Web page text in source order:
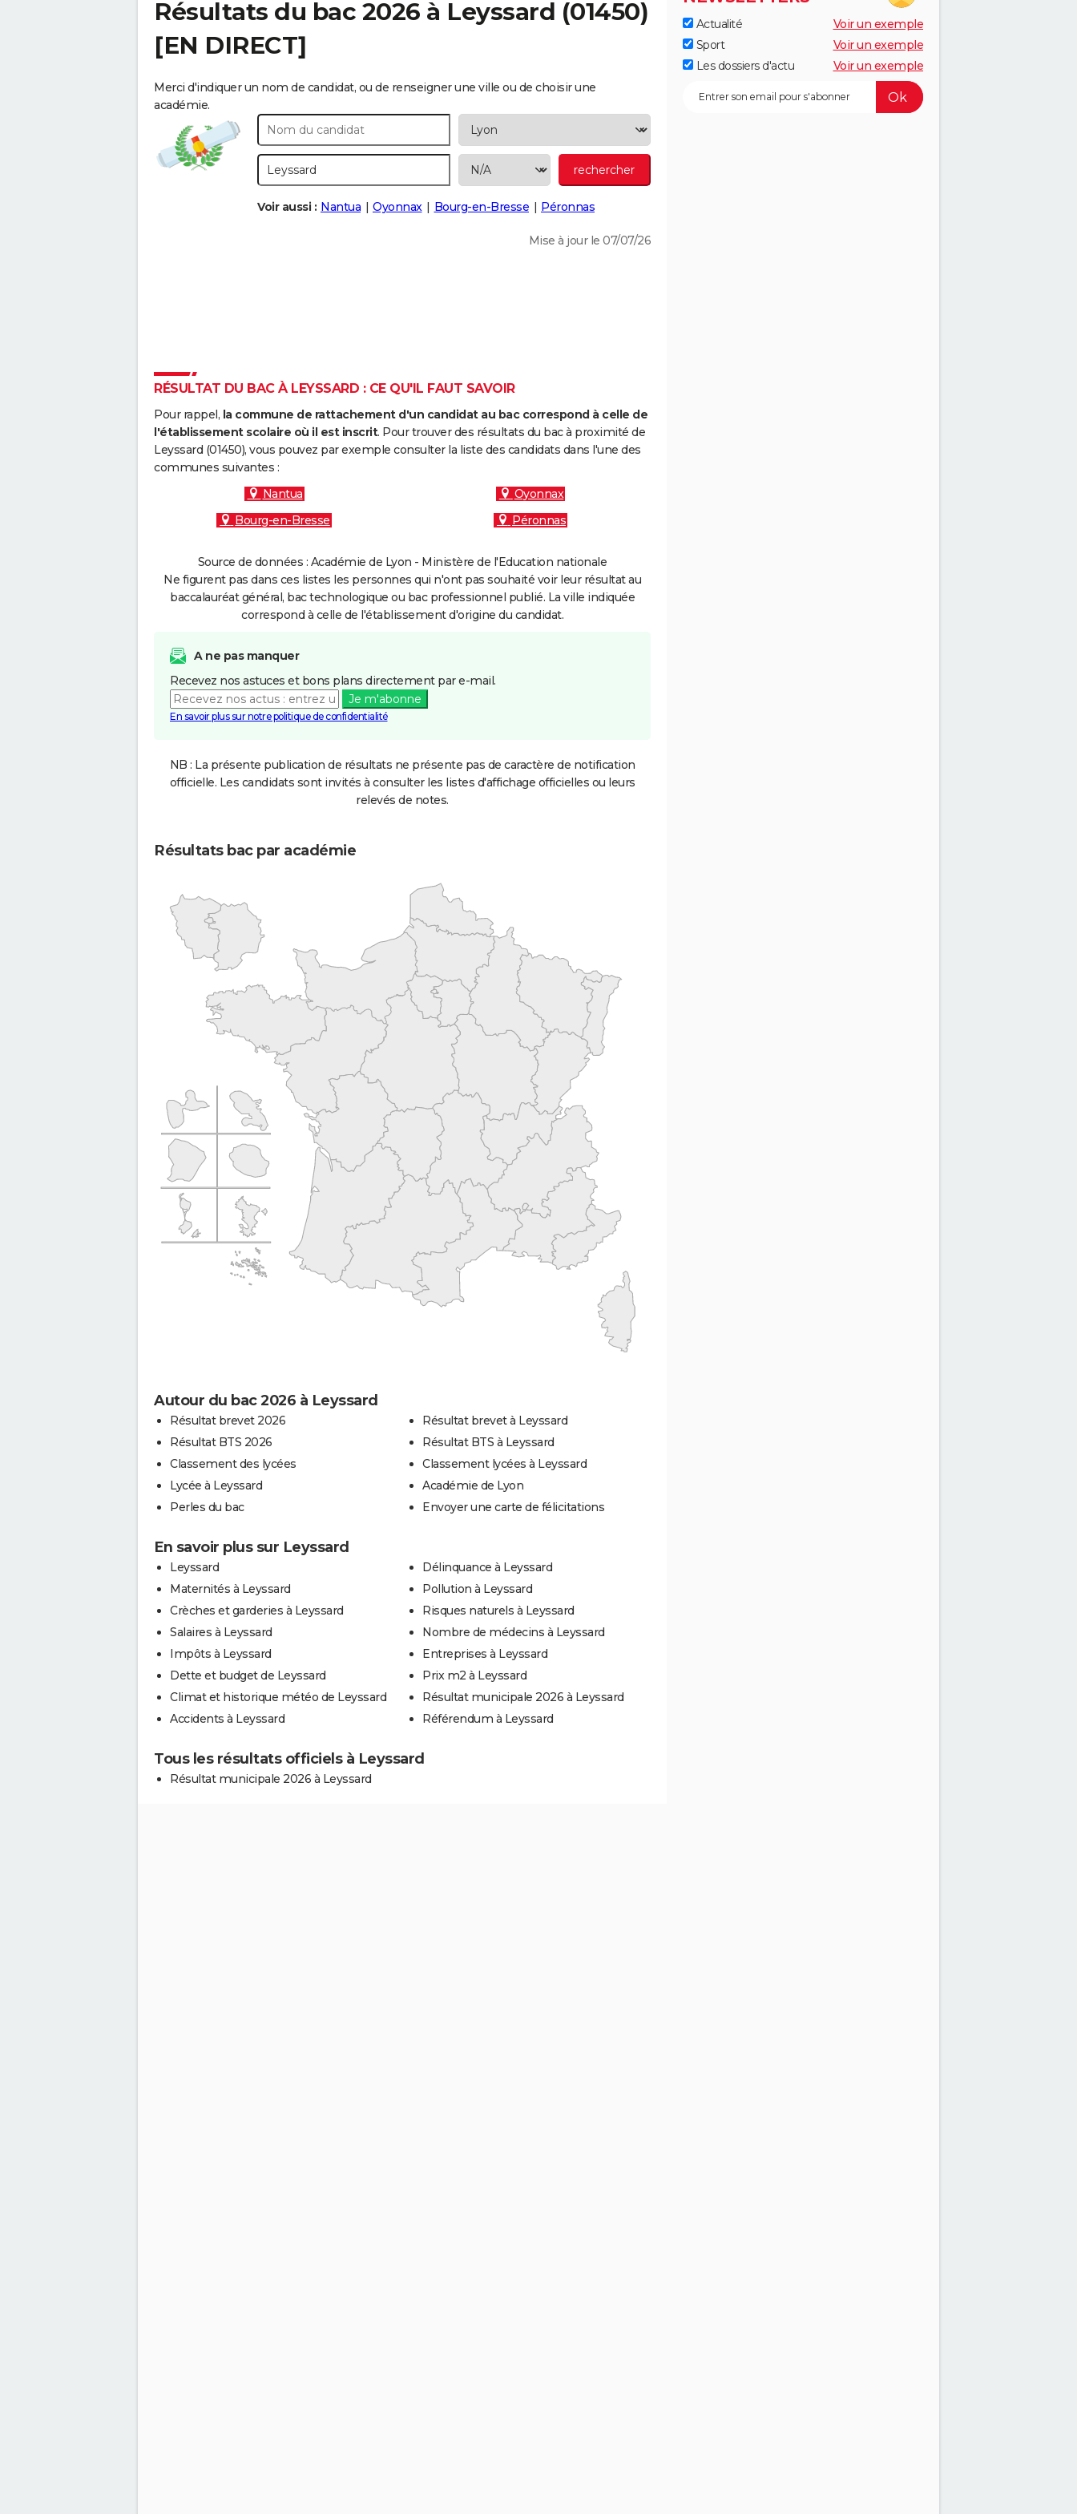
Résultats du bac 2026 à Leyssard (01450)
[EN DIRECT]
Merci d'indiquer un nom de candidat, ou de renseigner une ville ou de choisir une
académie.
Voir aussi : Nantua Oyonnax Bourg-en-Bresse Péronnas
Mise à jour le 07/07/26
RÉSULTAT DU BAC À LEYSSARD : CE QU'IL FAUT SAVOIR
Pour rappel, la commune de rattachement d'un candidat au bac correspond à celle de
l'établissement scolaire où il est inscrit. Pour trouver des résultats du bac à proximité de
Leyssard (01450), vous pouvez par exemple consulter la liste des candidats dans l'une des
communes suivantes :
Nantua
Oyonnax
Bourg-en-Bresse
Péronnas
Source de données : Académie de Lyon - Ministère de l'Education nationale
Ne figurent pas dans ces listes les personnes qui n'ont pas souhaité voir leur résultat au
baccalauréat général, bac technologique ou bac professionnel publié. La ville indiquée
correspond à celle de l'établissement d'origine du candidat.
A ne pas manquer
Recevez nos astuces et bons plans directement par e-mail.
Je m'abonne
En savoir plus sur notre politique de confidentialité
NB : La présente publication de résultats ne présente pas de caractère de notification
officielle. Les candidats sont invités à consulter les listes d'affichage officielles ou leurs
relevés de notes.
Résultats bac par académie
Autour du bac 2026 à Leyssard
Résultat brevet 2026
Résultat BTS 2026
Classement des lycées
Lycée à Leyssard
Perles du bac
Résultat brevet à Leyssard
Résultat BTS à Leyssard
Classement lycées à Leyssard
Académie de Lyon
Envoyer une carte de félicitations
En savoir plus sur Leyssard
Leyssard
Maternités à Leyssard
Crèches et garderies à Leyssard
Salaires à Leyssard
Impôts à Leyssard
Dette et budget de Leyssard
Climat et historique météo de Leyssard
Accidents à Leyssard
Délinquance à Leyssard
Pollution à Leyssard
Risques naturels à Leyssard
Nombre de médecins à Leyssard
Entreprises à Leyssard
Prix m2 à Leyssard
Résultat municipale 2026 à Leyssard
Référendum à Leyssard
Tous les résultats officiels à Leyssard
Résultat municipale 2026 à Leyssard
Actualité
Voir un exemple
Sport
Voir un exemple
Les dossiers d'actu
Voir un exemple